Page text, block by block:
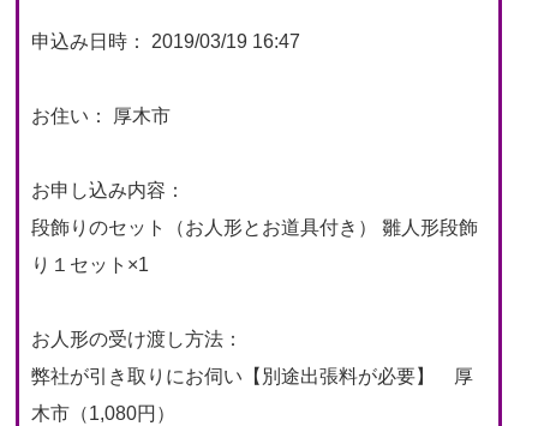
申込み日時： 2019/03/19 16:47
お住い： 厚木市
お申し込み内容：
段飾りのセット（お人形とお道具付き） 雛人形段飾
り１セット×1
お人形の受け渡し方法：
弊社が引き取りにお伺い【別途出張料が必要】 厚
木市（1,080円）